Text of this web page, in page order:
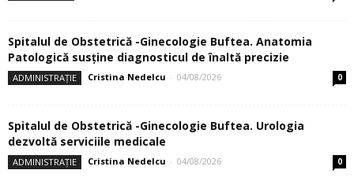
Spitalul de Obstetrică -Ginecologie Buftea. Anatomia
Patologică susţine diagnosticul de înaltă precizie
ADMINISTRAȚIE Cristina Nedelcu - 04/08/2026 0
Spitalul de Obstetrică -Ginecologie Buftea. Urologia
dezvoltă serviciile medicale
ADMINISTRAȚIE Cristina Nedelcu - 04/08/2026 0